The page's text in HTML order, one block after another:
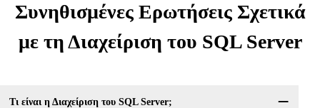
Συνηθισμένες Ερωτήσεις Σχετικά
με τη Διαχείριση του SQL Server
Τι είναι η Διαχείριση του SQL Server;